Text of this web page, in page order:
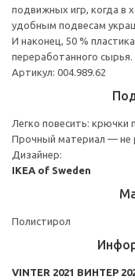
подвижных игр, когда в
удобным подвесам
И наконец, 50 %
переработанного сырья.
Артикул: 004.989.62
Легко повесить: крючки
Прочный материал — не
Дизайнер:
IKEA of Sweden
Полистирол
VINTER 2021 ВИНТЕР